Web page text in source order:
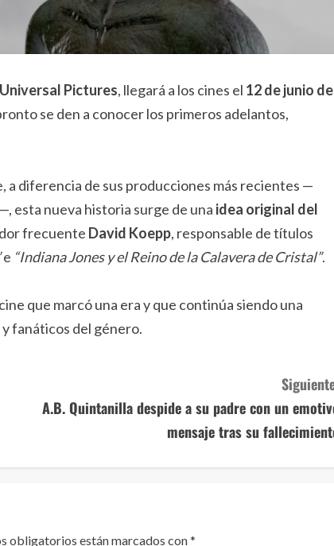
Universal Pictures, llegará a los cines el 12 de junio de
se den a conocer los primeros adelantos,
a diferencia de sus producciones más recientes —
esta nueva historia surge de una idea original del
frecuente David Koepp, responsable de títulos
e “Indiana Jones y el Reino de la Calavera de Cristal”.
que marcó una era y que continúa siendo una
fanáticos del género.
A.B. Quintanilla despide a su padre con un
mensaje tras su
obligatorios están marcados con*